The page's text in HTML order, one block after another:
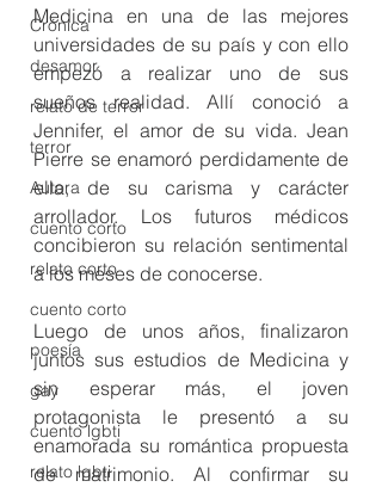
Crónica
desamor
relato de terror
terror
Autora
cuento corto
relato corto
cuento corto
poesía
gay
cuento lgbti
relato lgbti
Medicina en una de las mejores
universidades de su país y con ello
empezó a realizar uno de sus
sueños realidad. Allí conoció a
Jennifer, el amor de su vida. Jean
Pierre se enamoró perdidamente de
ella, de su carisma y carácter
arrollador. Los futuros médicos
concibieron su relación sentimental
a los meses de conocerse.
Luego de unos años, finalizaron
juntos sus estudios de Medicina y
sin esperar más, el joven
protagonista le presentó a su
enamorada su romántica propuesta
de matrimonio. Al confirmar su